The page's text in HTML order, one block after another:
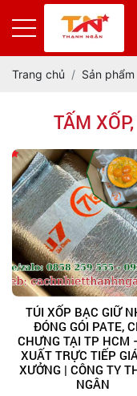
Trang chủ Sản phẩm
TẤM
TÚI XỐP BẠC GIỮ
ĐÓNG GÓI PATE,
CHƯNG TẠI TP HCM
XUẤT TRỰC TIẾP
XƯỞNG | CÔNG TY
NGÂN